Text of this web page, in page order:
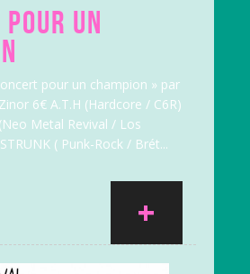
UN
pour un champion » par
6€ A.T.H (Hardcore / C6R)
(Neo Metal Revival / Los
( Punk-Rock / Brét...
+